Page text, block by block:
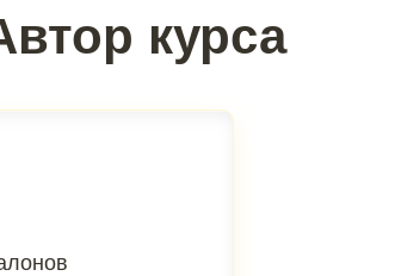
курса